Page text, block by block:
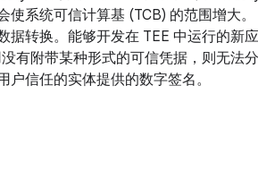
系统可信计算基 (TCB) 的范围增大
转换。能够开发在 TEE 中运行的新
有附带某种形式的可信凭据，则无法
信任的实体提供的数字签名。